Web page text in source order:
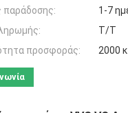
παράδοσης:
1-7
T/T
προσφοράς:
2000